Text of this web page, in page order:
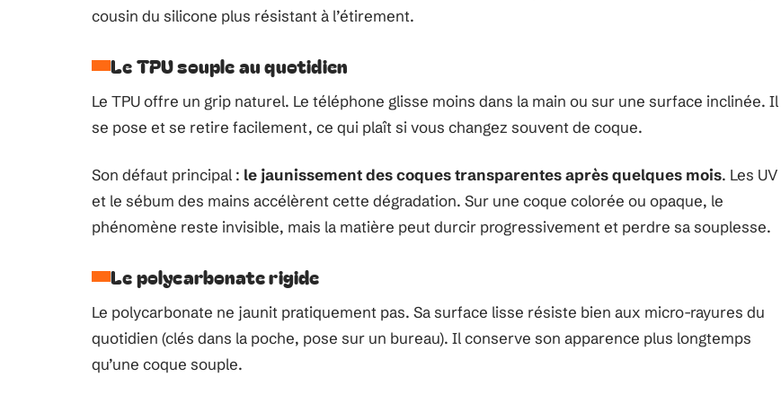
cousin du silicone plus résistant à l’étirement.
Le TPU souple au quotidien
Le TPU offre un grip naturel. Le téléphone glisse moins dans la main ou sur une surface inclinée. Il
se pose et se retire facilement, ce qui plaît si vous changez souvent de coque.
Son défaut principal : le jaunissement des coques transparentes après quelques mois. Les UV
et le sébum des mains accélèrent cette dégradation. Sur une coque colorée ou opaque, le
phénomène reste invisible, mais la matière peut durcir progressivement et perdre sa souplesse.
Le polycarbonate rigide
Le polycarbonate ne jaunit pratiquement pas. Sa surface lisse résiste bien aux micro-rayures du
quotidien (clés dans la poche, pose sur un bureau). Il conserve son apparence plus longtemps
qu’une coque souple.